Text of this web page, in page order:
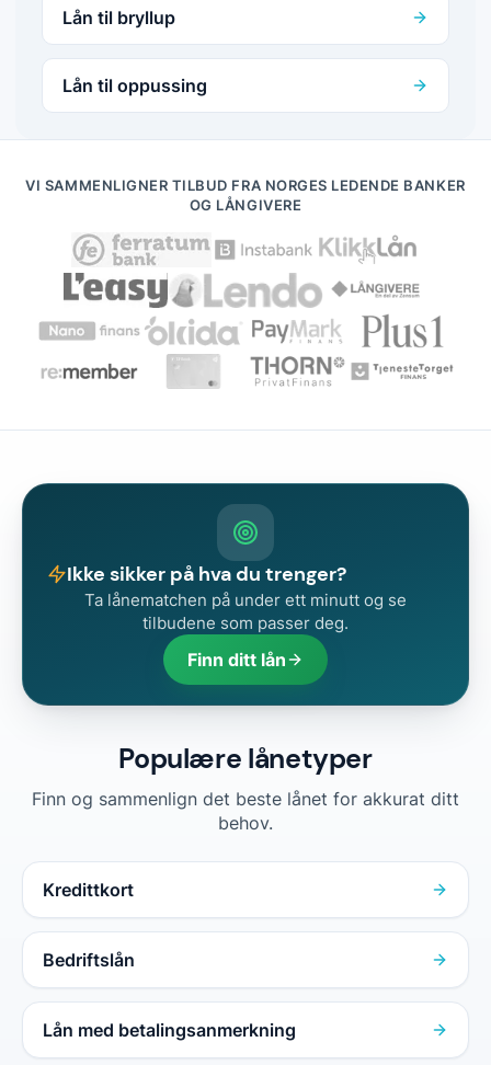
Lån til bryllup
Lån til oppussing
VI SAMMENLIGNER TILBUD FRA NORGES LEDENDE BANKER
OG LÅNGIVERE
Ikke sikker på hva du trenger?
Ta lånematchen på under ett minutt og se
tilbudene som passer deg.
Finn ditt lån
Populære lånetyper
Finn og sammenlign det beste lånet for akkurat ditt
behov.
Kredittkort
Bedriftslån
Lån med betalingsanmerkning